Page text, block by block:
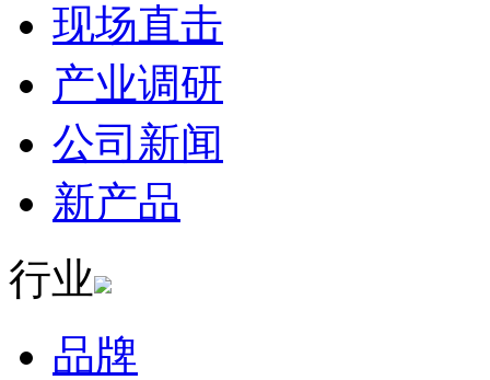
现场直击
产业调研
公司新闻
新产品
行业
品牌